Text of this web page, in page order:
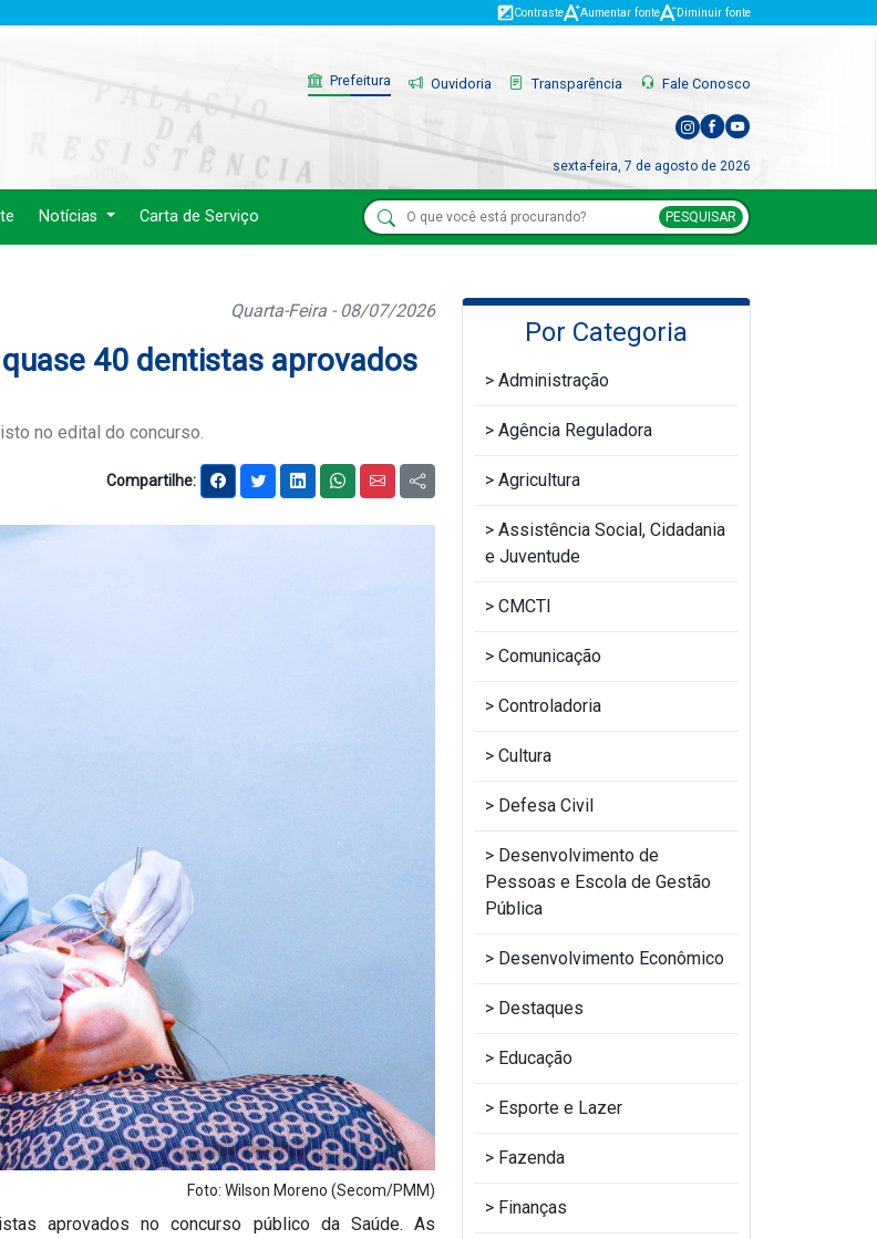
Contraste Aumentar fonte Diminuir fonte
Prefeitura Ouvidoria Transparência Fale Conosco
sexta-feira, 7 de agosto de 2026
Notícias Carta de Serviço PESQUISAR
Quarta-Feira - 08/07/2026
40 dentistas aprovados
no edital do concurso.
Compartilhe:
Foto: Wilson Moreno (Secom/PMM)
aprovados no concurso público da Saúde. As
Por Categoria
Administração
Agência Reguladora
Agricultura
Assistência Social, Cidadania
e Juventude
CMCTI
Comunicação
Controladoria
Cultura
Defesa Civil
Desenvolvimento de
Pessoas e Escola de Gestão
Pública
Desenvolvimento Econômico
Destaques
Educação
Esporte e Lazer
Fazenda
Finanças